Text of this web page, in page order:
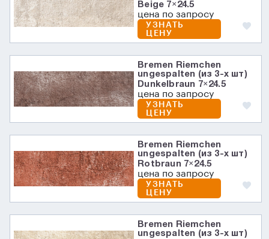
Beige 7×24.5
цена по запросу
УЗНАТЬ
ЦЕНУ
Bremen Riemchen
ungespalten (из 3-х шт)
Dunkelbraun 7×24.5
цена по запросу
УЗНАТЬ
ЦЕНУ
Bremen Riemchen
ungespalten (из 3-х шт)
Rotbraun 7×24.5
цена по запросу
УЗНАТЬ
ЦЕНУ
Bremen Riemchen
ungespalten (из 3-х шт)